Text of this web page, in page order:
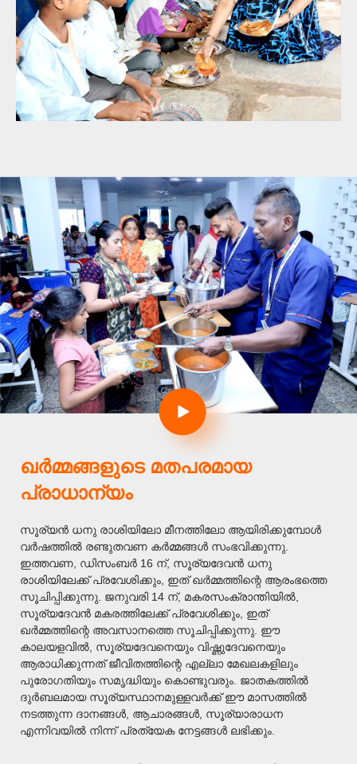
ഖർമ്മങ്ങളുടെ മതപരമായ
പ്രാധാന്യം
സൂര്യൻ ധനു രാശിയിലോ മീനത്തിലോ ആയിരിക്കുമ്പോൾ
വർഷത്തിൽ രണ്ടുതവണ കർമ്മങ്ങൾ സംഭവിക്കുന്നു.
ഇത്തവണ, ഡിസംബർ 16 ന്, സൂര്യദേവൻ ധനു
രാശിയിലേക്ക് പ്രവേശിക്കും, ഇത് ഖർമ്മത്തിന്റെ ആരംഭത്തെ
സൂചിപ്പിക്കുന്നു. ജനുവരി 14 ന്, മകരസംക്രാന്തിയിൽ,
സൂര്യദേവൻ മകരത്തിലേക്ക് പ്രവേശിക്കും, ഇത്
ഖർമ്മത്തിന്റെ അവസാനത്തെ സൂചിപ്പിക്കുന്നു. ഈ
കാലയളവിൽ, സൂര്യദേവനെയും വിഷ്ണുദേവനെയും
ആരാധിക്കുന്നത് ജീവിതത്തിന്റെ എല്ലാ മേഖലകളിലും
പുരോഗതിയും സമൃദ്ധിയും കൊണ്ടുവരും. ജാതകത്തിൽ
ദുർബലമായ സൂര്യസ്ഥാനമുള്ളവർക്ക് ഈ മാസത്തിൽ
നടത്തുന്ന ദാനങ്ങൾ, ആചാരങ്ങൾ, സൂര്യാരാധന
എന്നിവയിൽ നിന്ന് പ്രത്യേക നേട്ടങ്ങൾ ലഭിക്കും.